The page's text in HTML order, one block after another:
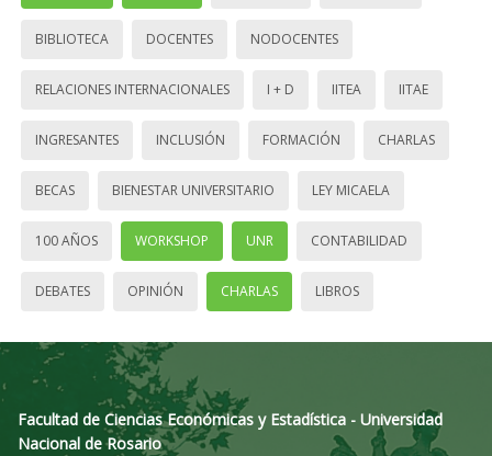
BIBLIOTECA DOCENTES NODOCENTES
RELACIONES INTERNACIONALES I + D IITEA IITAE
INGRESANTES INCLUSIÓN FORMACIÓN CHARLAS
BECAS BIENESTAR UNIVERSITARIO LEY MICAELA
100 AÑOS WORKSHOP UNR CONTABILIDAD
DEBATES OPINIÓN CHARLAS LIBROS
Facultad de Ciencias Económicas y Estadística - Universidad
Nacional de Rosario